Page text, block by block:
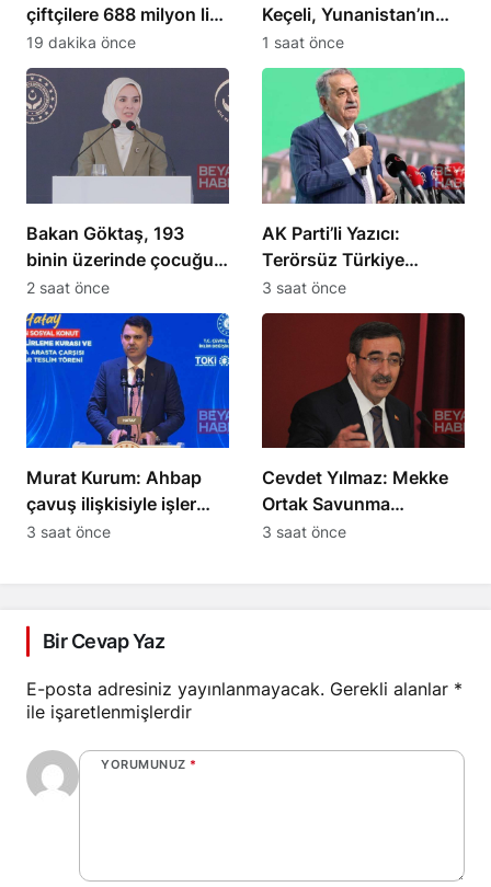
çiftçilere 688 milyon lira
destek ödemesi yaptı
19 dakika önce
Keçeli, Yunanistan’ın
Ege’deki turizm
çerçevesini
değerlendirdi
1 saat önce
Bakan Göktaş, 193
binin üzerinde çocuğu
aile yanında takip ediyor
2 saat önce
AK Parti’li Yazıcı:
Terörsüz Türkiye
sürecinde yeni bir
safhaya girildi
3 saat önce
Murat Kurum: Ahbap
çavuş ilişkisiyle işler
yürümez
3 saat önce
Cevdet Yılmaz: Mekke
Ortak Savunma
Anlaşması güvenlik
3 saat önce
Bir Cevap Yaz
E-posta adresiniz yayınlanmayacak. Gerekli alanlar *
ile işaretlenmişlerdir
YORUMUNUZ *